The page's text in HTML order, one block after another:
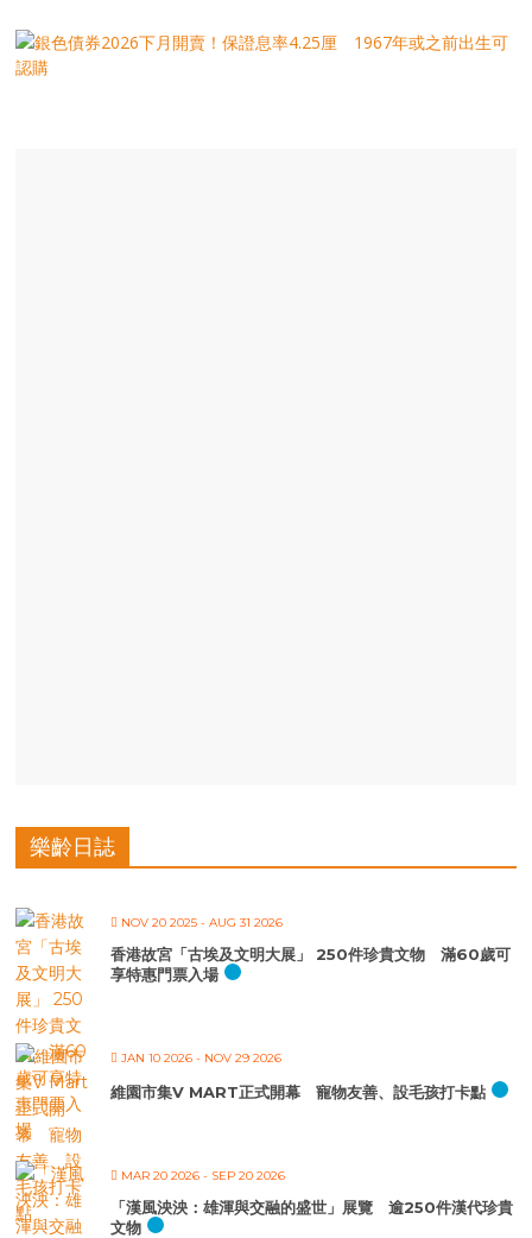
樂齡日誌
NOV 20 2025 - AUG 31 2026
香港故宮「古埃及文明大展」 250件珍貴文物 滿60歲可
享特惠門票入場
JAN 10 2026 - NOV 29 2026
維園市集V MART正式開幕 寵物友善、設毛孩打卡點
MAR 20 2026 - SEP 20 2026
「漢風泱泱：雄渾與交融的盛世」展覽 逾250件漢代珍貴
文物